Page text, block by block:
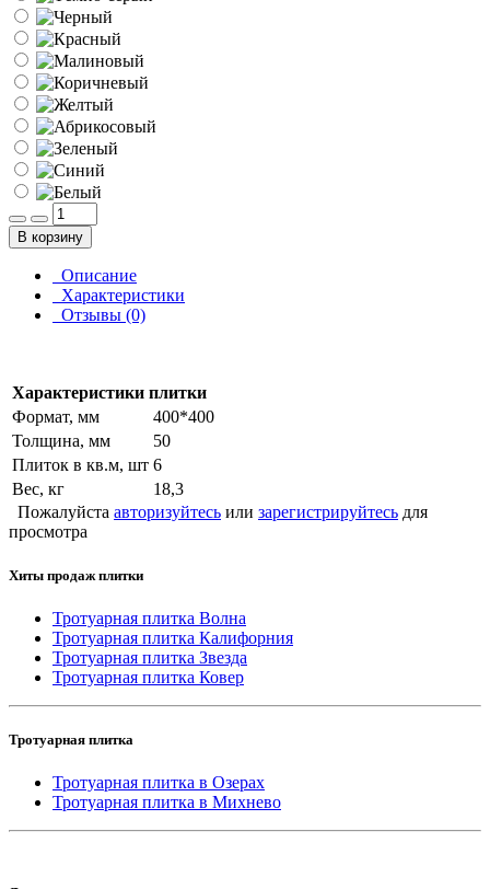
В корзину
Описание
Характеристики
Отзывы (0)
Характеристики плитки
Формат, мм
400*400
Толщина, мм
50
Плиток в кв.м, шт 6
Вес, кг
18,3
Пожалуйста авторизуйтесь или зарегистрируйтесь для
просмотра
Хиты продаж плитки
Тротуарная плитка Волна
Тротуарная плитка Калифорния
Тротуарная плитка Звезда
Тротуарная плитка Ковер
Тротуарная плитка
Тротуарная плитка в Озерах
Тротуарная плитка в Михнево